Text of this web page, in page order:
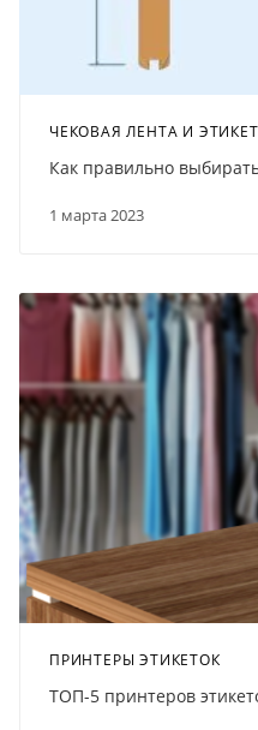
ЧЕКОВАЯ ЛЕНТА И
1 марта 2023
Как правильно
ПРИНТЕРЫ ЭТИКЕТОК
ТОП-5 принтеров